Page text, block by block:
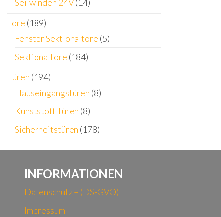
Seilwinden 24V(14)
Tore (189)
Fenster Sektionaltore (5)
Sektionaltore (184)
Türen (194)
Hauseingangstüren (8)
Kunststoff Türen (8)
Sicherheitstüren (178)
INFORMATIONEN
Datenschutz – (DS-GVO)
Impressum